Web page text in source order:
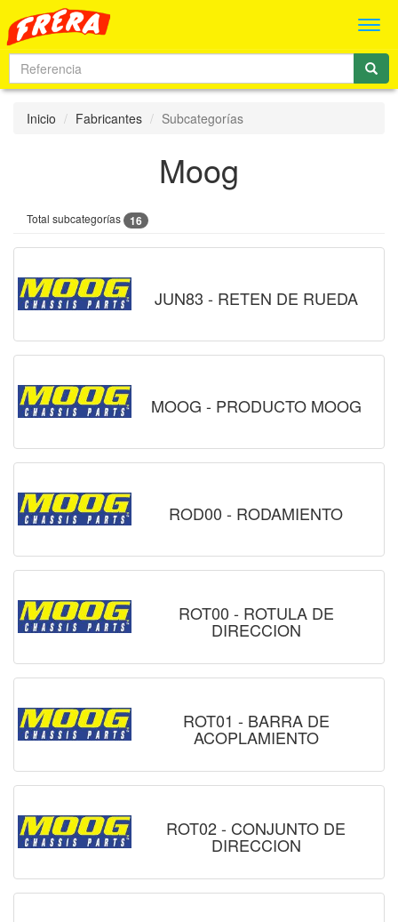
Inicio Fabricantes Subcategorías
Moog
Total subcategorías 16
JUN83 - RETEN DE RUEDA
MOOG - PRODUCTO MOOG
ROD00 - RODAMIENTO
ROT00 - ROTULA DE
DIRECCION
ROT01 - BARRA DE
ACOPLAMIENTO
ROT02 - CONJUNTO DE
DIRECCION